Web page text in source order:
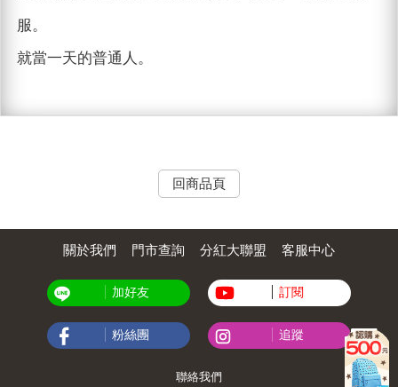
服。
就當一天的普通人。
回商品頁
關於我們 門市查詢 分紅大聯盟 客服中心
加好友 訂閱
粉絲團 追蹤
聯絡我們